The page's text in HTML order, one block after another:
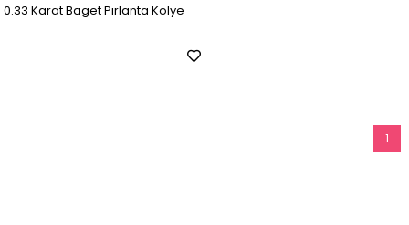
0.33 Karat Baget Pırlanta Kolye
1